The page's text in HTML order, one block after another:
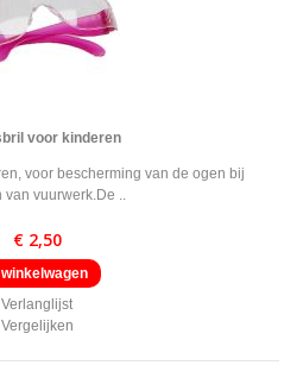
voor kinderen
voor bescherming van de ogen bij
van vuurwerk. ​De ..
€ 2,50
winkelwagen
Verlanglijst
Vergelijken